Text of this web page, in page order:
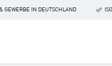
GEWERBE IN DEUTSCHLAND